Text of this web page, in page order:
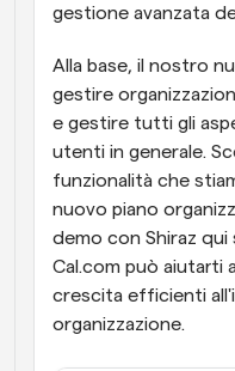
gestione avanzata
Alla base, il nostro
gestire
e gestire tutti gli
utenti in generale.
funzionalità che
nuovo piano
demo con Shiraz
Cal.com può aiutarti
crescita efficienti
organizzazione.